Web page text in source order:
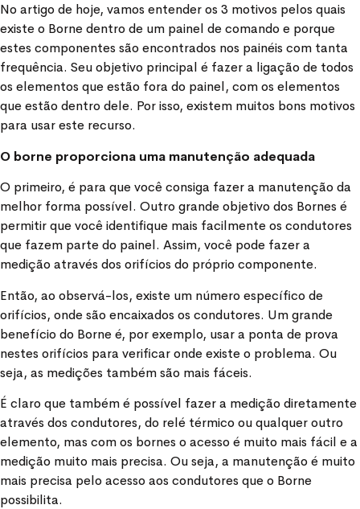
No artigo de hoje, vamos entender os 3 motivos pelos quais
existe o Borne dentro de um painel de comando e porque
estes componentes são encontrados nos painéis com tanta
frequência. Seu objetivo principal é fazer a ligação de todos
os elementos que estão fora do painel, com os elementos
que estão dentro dele. Por isso, existem muitos bons motivos
para usar este recurso.
O borne proporciona uma manutenção adequada
O primeiro, é para que você consiga fazer a manutenção da
melhor forma possível. Outro grande objetivo dos Bornes é
permitir que você identifique mais facilmente os condutores
que fazem parte do painel. Assim, você pode fazer a
medição através dos orifícios do próprio componente.
Então, ao observá-los, existe um número específico de
orifícios, onde são encaixados os condutores. Um grande
benefício do Borne é, por exemplo, usar a ponta de prova
nestes orifícios para verificar onde existe o problema. Ou
seja, as medições também são mais fáceis.
É claro que também é possível fazer a medição diretamente
através dos condutores, do relé térmico ou qualquer outro
elemento, mas com os bornes o acesso é muito mais fácil e a
medição muito mais precisa. Ou seja, a manutenção é muito
mais precisa pelo acesso aos condutores que o Borne
possibilita.